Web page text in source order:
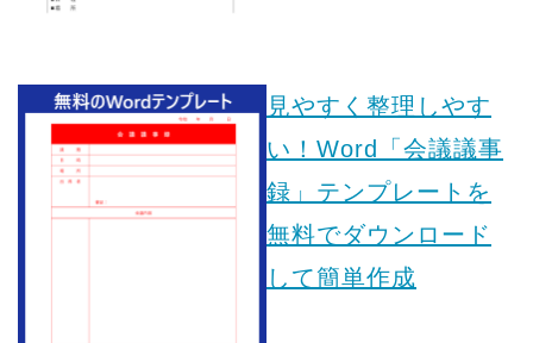
見やすく整理しやす
い！Word「会議議事
録」テンプレートを
無料でダウンロード
して簡単作成